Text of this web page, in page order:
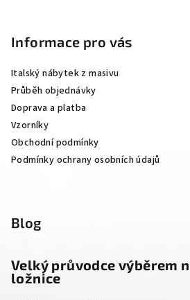
Informace pro vás
Italský nábytek z masivu
Průběh objednávky
Doprava a platba
Vzorníky
Obchodní podmínky
Podmínky ochrany osobních údajů
Blog
Velký průvodce výběrem
ložnice